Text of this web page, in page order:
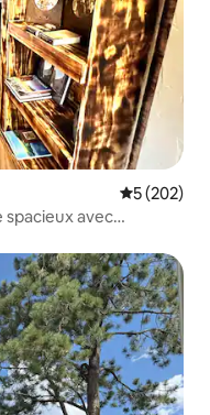
Évaluation
5 (202)
avec
appréciés